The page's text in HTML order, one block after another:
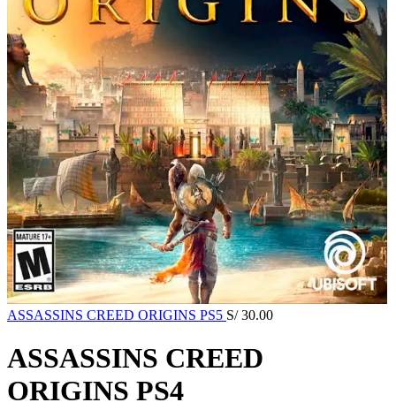
ASSASSINS CREED ORIGINS PS5 S/30.00
ASSASSINS CREED
ORIGINS PS4